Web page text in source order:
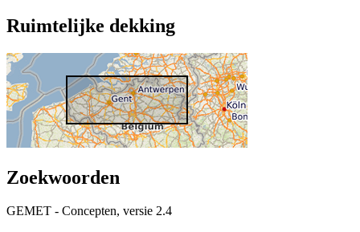
Ruimtelijke dekking
Zoekwoorden
GEMET - Concepten, versie 2.4